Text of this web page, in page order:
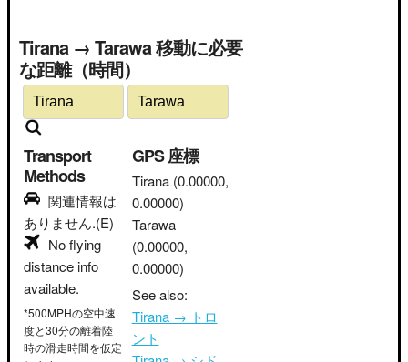
Tirana → Tarawa 移動に必要
な距離（時間）
Transport
Methods
関連情報は
ありません.(E)
No flying
distance info
available.
*500MPHの空中速
度と30分の離着陸
時の滑走時間を仮定
GPS 座標
Tirana (0.00000,
0.00000)
Tarawa
(0.00000,
0.00000)
See also:
Tirana → トロ
ント